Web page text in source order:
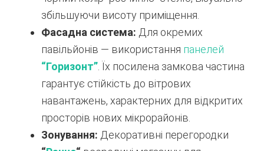
збільшуючи висоту приміщення.
Фасадна система: Для окремих
павільйонів — використання панелей
“Горизонт” . Їх посилена замкова частина
гарантує стійкість до вітрових
навантажень, характерних для відкритих
просторів нових мікрорайонів.
Зонування: Декоративні перегородки